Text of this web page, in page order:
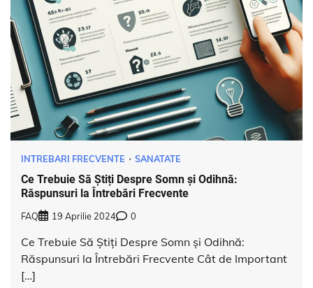
INTREBARI FRECVENTE SANATATE
Ce Trebuie Să Știți Despre Somn și Odihnă:
Răspunsuri la Întrebări Frecvente
FAQ 19 Aprilie 2024 0
Ce Trebuie Să Știți Despre Somn și Odihnă:
Răspunsuri la Întrebări Frecvente Cât de Important
[…]